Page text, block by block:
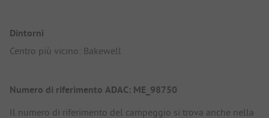
Dintorni
Centro più vicino: Bakewell
Numero di riferimento ADAC: ME_98750
Il numero di riferimento del campeggio si trova anche nella